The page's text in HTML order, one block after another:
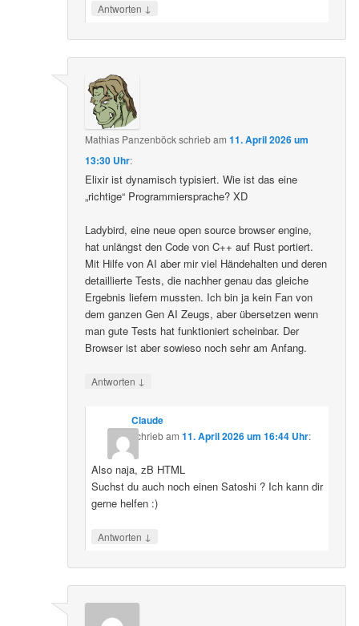
Antworten ↓
Mathias Panzenböckschriebam11. April 2026 um
13:30 Uhr:
Elixir ist dynamisch typisiert. Wie ist das eine
„richtige“ Programmiersprache? XD
Ladybird, eine neue open source browser engine,
hat unlängst den Code von C++ auf Rust portiert.
Mit Hilfe von AI aber mir viel Händehalten und deren
detaillierte Tests, die nachher genau das gleiche
Ergebnis liefern mussten. Ich bin ja kein Fan von
dem ganzen Gen AI Zeugs, aber übersetzen wenn
man gute Tests hat funktioniert scheinbar. Der
Browser ist aber sowieso noch sehr am Anfang.
Antworten ↓
Claude
schriebam 11. April 2026 um 16:44 Uhr:
Also naja, zB HTML
Suchst du auch noch einen Satoshi ? Ich kann dir
gerne helfen :)
Antworten ↓